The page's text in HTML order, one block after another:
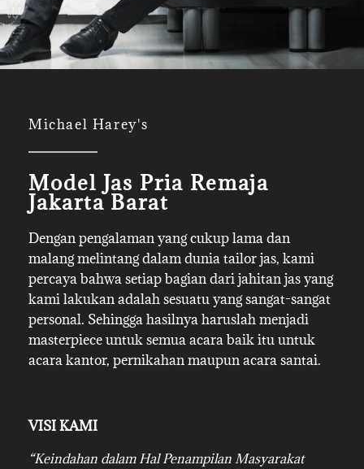
Michael Harey's
Model Jas Pria Remaja
Jakarta Barat
Dengan pengalaman yang cukup lama dan
malang melintang dalam dunia tailor jas, kami
percaya bahwa setiap bagian dari jahitan jas yang
kami lakukan adalah sesuatu yang sangat-sangat
personal. Sehingga hasilnya haruslah menjadi
masterpiece untuk semua acara baik itu untuk
acara kantor, pernikahan maupun acara santai.
VISI KAMI
“Keindahan dalam Hal Penampilan Masyarakat